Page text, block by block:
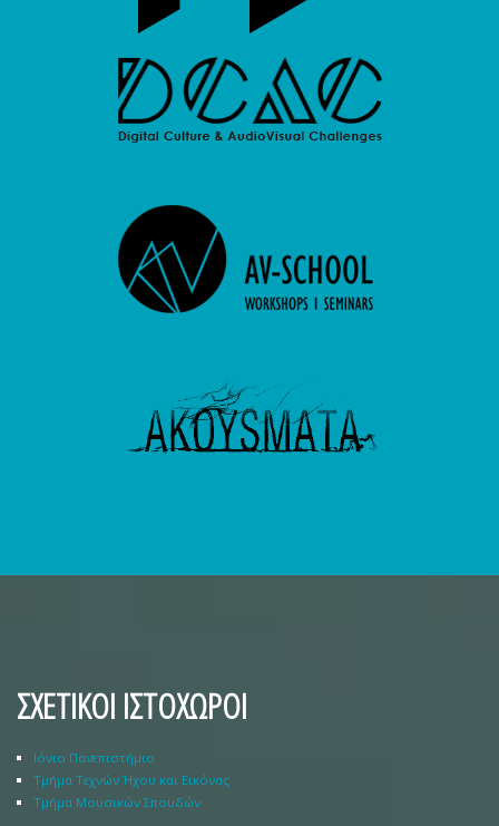
ΣΧΕΤΙΚΟΙ ΙΣΤΟΧΩΡΟΙ
Ιόνιο Πανεπιστήμιο
Τμήμα Τεχνών Ήχου και Εικόνας
Τμήμα Μουσικών Σπουδών